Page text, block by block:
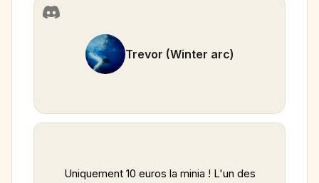
Trevor (Winter arc)
Uniquement 10 euros la minia ! L'un des